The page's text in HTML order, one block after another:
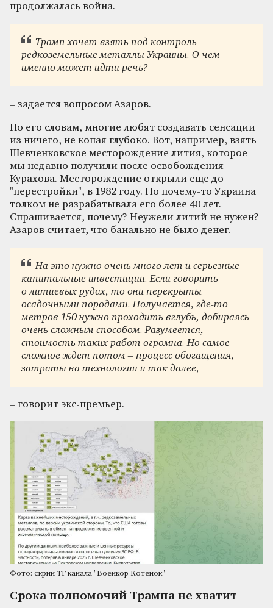
продолжалась война.
Трамп хочет взять под контроль
редкоземельные металлы Украины. О чем
именно может идти речь?
– задается вопросом Азаров.
По его словам, многие любят создавать сенсации
из ничего, не копая глубоко. Вот, например, взять
Шевченковское месторождение лития, которое
мы недавно получили после освобождения
Курахова. Месторождение открыли еще до
"перестройки", в 1982 году. Но почему-то Украина
толком не разрабатывала его более 40 лет.
Спрашивается, почему? Неужели литий не нужен?
Азаров считает, что банально не было денег.
На это нужно очень много лет и серьезные
капитальные инвестиции. Если говорить
о литиевых рудах, то они перекрыты
осадочными породами. Получается, где-то
метров 150 нужно проходить вглубь, добираясь
очень сложным способом. Разумеется,
стоимость таких работ огромна. Но самое
сложное ждет потом – процесс обогащения,
затраты на технологии и так далее,
– говорит экс-премьер.
Фото: скрин ТГ-канала "Военкор Котенок"
Срока полномочий Трампа не хватит